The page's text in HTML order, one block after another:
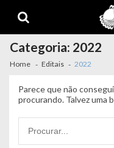
navigation
content
Categoria: 2022
Home Editais 2022
Parece que não
procurando. Talvez uma
por: